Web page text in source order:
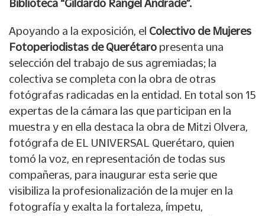
Biblioteca “Gildardo Rangel Andrade”.
Apoyando a la exposición, el Colectivo de Mujeres
Fotoperiodistas de Querétaro presenta una
selección del trabajo de sus agremiadas; la
colectiva se completa con la obra de otras
fotógrafas radicadas en la entidad. En total son 15
expertas de la cámara las que participan en la
muestra y en ella destaca la obra de Mitzi Olvera,
fotógrafa de EL UNIVERSAL Querétaro, quien
tomó la voz, en representación de todas sus
compañeras, para inaugurar esta serie que
visibiliza la profesionalización de la mujer en la
fotografía y exalta la fortaleza, ímpetu,